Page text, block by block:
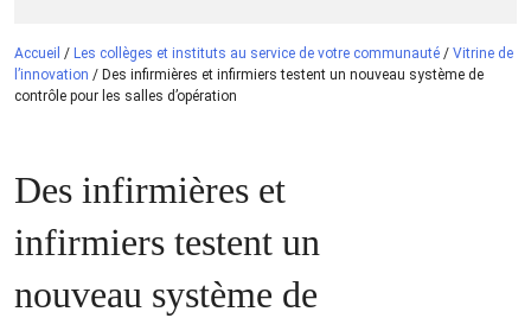
Accueil / Les collèges et instituts au service de votre communauté / Vitrine de
l’innovation / Des infirmières et infirmiers testent un nouveau système de
contrôle pour les salles d’opération
Des infirmières et
infirmiers testent un
nouveau système de